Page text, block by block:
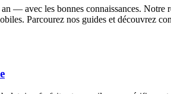
— avec les bonnes connaissances.
Parcourez nos guides et découvrez